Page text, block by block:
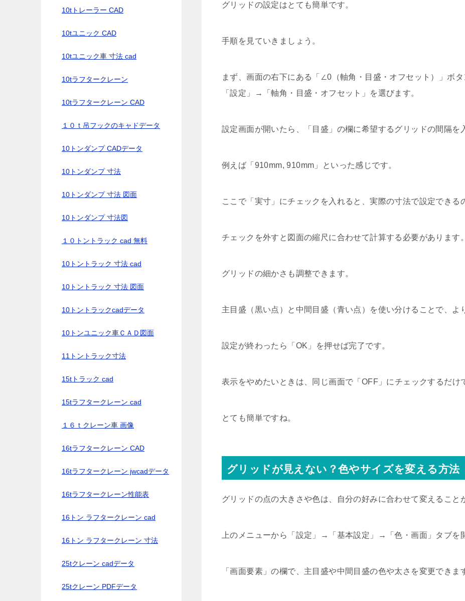
グリッドの設定はとても簡単です。
手順を見ていきましょう。
まず、画面の右下にある「∠0（軸角・目盛・オフセット）」ボ
「設定」→「軸角・目盛・オフセット」を選びます。
設定画面が開いたら、「目盛」の欄に希望するグリッドの間隔を
例えば「910mm, 910mm」といった感じです。
ここで「実寸」にチェックを入れると、実際の寸法で設定できる
チェックを外すと図面の縮尺に合わせて計算する必要があります。
グリッドの細かさも調整できます。
主目盛（黒い点）と中間目盛（青い点）を使い分けることで、よ
設定が終わったら「OK」を押せば完了です。
表示をやめたいときは、同じ画面で「OFF」にチェックするだけ
とても簡単ですね。
グリッドが見えない？色やサイズを変える方法
グリッドの点の大きさや色は、自分の好みに合わせて変えること
上のメニューから「設定」→「基本設定」→「色・画面」タブを
「画面要素」の欄で、主目盛や中間目盛の色や太さを変更できま
10tトレーラー CAD
10tユニック CAD
10tユニック車 寸法 cad
10tラフタークレーン
10tラフタークレーン CAD
１０ｔ吊フックのキャドデータ
10トンダンプ CADデータ
10トンダンプ 寸法
10トンダンプ 寸法 図面
10トンダンプ 寸法図
１０トントラック cad 無料
10トントラック 寸法 cad
10トントラック 寸法 図面
10トントラックcadデータ
10トンユニック車ＣＡＤ図面
11トントラック寸法
15tトラック cad
15tラフタークレーン cad
１６ｔクレーン車 画像
16tラフタークレーン CAD
16tラフタークレーン jwcadデータ
16tラフタークレーン性能表
16トン ラフタークレーン cad
16トン ラフタークレーン 寸法
25tクレーン cadデータ
25tクレーン PDFデータ